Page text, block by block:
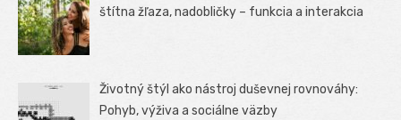
štítna žľaza, nadobličky – funkcia a interakcia
Životný štýl ako nástroj duševnej rovnováhy:
Pohyb, výživa a sociálne väzby